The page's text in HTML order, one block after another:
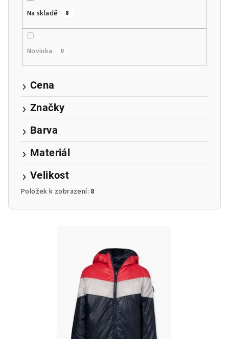
Na skladě 8
Novinka 0
Cena
Značky
Barva
Materiál
Velikost
Položek k zobrazení: 8